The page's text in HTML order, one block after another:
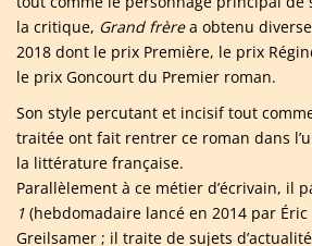
la critique, Grand frèrea obtenu
2018 dont le prix Première, le prix
le prix Goncourt du Premier roman.
Son style percutant et incisif tout
traitée ont fait rentrer ce roman dans
la littérature française.
Parallèlement à ce métier d’écrivain, il
1 (hebdomadaire lancé en 2014 par
Greilsamer ; il traite de sujets